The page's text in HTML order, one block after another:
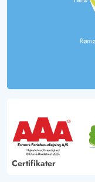
Certifikater